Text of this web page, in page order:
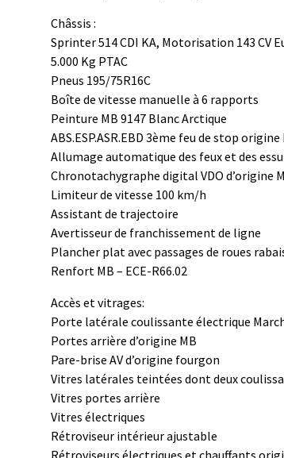
Châssis :
Sprinter 514 CDI KA, Motorisation 143 CV
5.000 Kg PTAC
Pneus 195/75R16C
Boîte de vitesse manuelle à 6 rapports
Peinture MB 9147 Blanc Arctique
ABS.ESP.ASR.EBD 3ème feu de stop origine
Allumage automatique des feux et des
Chronotachygraphe digital VDO d’origine
Limiteur de vitesse 100 km/h
Assistant de trajectoire
Avertisseur de franchissement de ligne
Plancher plat avec passages de roues
Renfort MB – ECE-R66.02
Accès et vitrages:
Porte latérale coulissante électrique
Portes arrière d’origine MB
Pare-brise AV d’origine fourgon
Vitres latérales teintées dont deux
Vitres portes arrière
Vitres électriques
Rétroviseur intérieur ajustable
Rétroviseurs électriques et chauffants